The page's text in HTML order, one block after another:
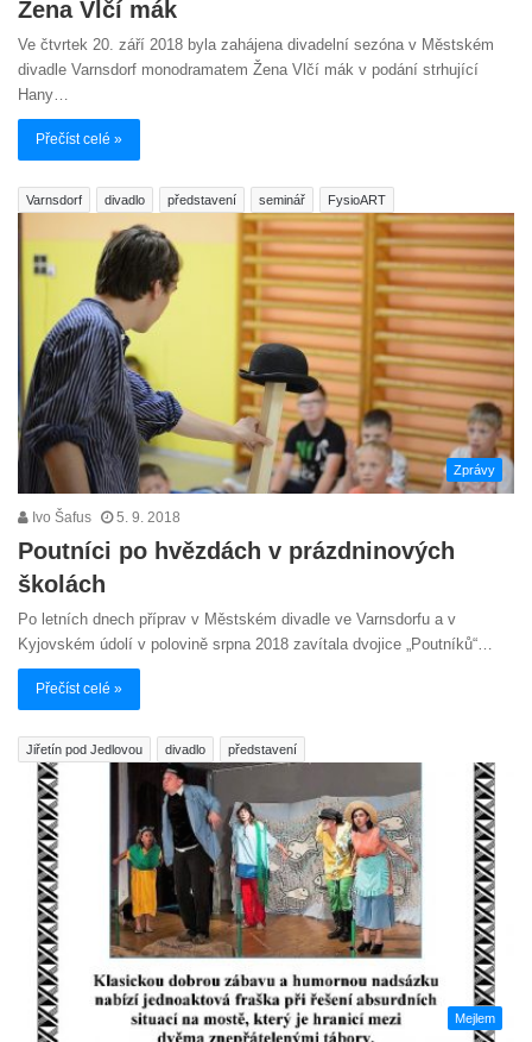
Žena Vlčí mák
Ve čtvrtek 20. září 2018 byla zahájena divadelní sezóna v Městském
divadle Varnsdorf monodramatem Žena Vlčí mák v podání strhující
Hany…
Přečíst celé »
Varnsdorf divadlo představení seminář FysioART
Zprávy
Ivo Šafus 5. 9. 2018
Poutníci po hvězdách v prázdninových
školách
Po letních dnech příprav v Městském divadle ve Varnsdorfu a v
Kyjovském údolí v polovině srpna 2018 zavítala dvojice „Poutníků“…
Přečíst celé »
Jiřetín pod Jedlovou divadlo představení
Mejlem